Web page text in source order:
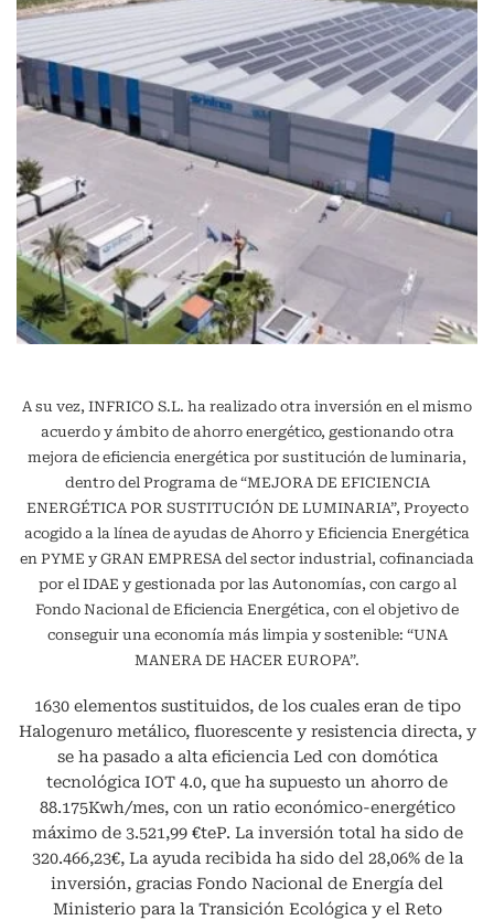
A su vez, INFRICO S.L. ha realizado otra inversión en el mismo
acuerdo y ámbito de ahorro energético, gestionando otra
mejora de eficiencia energética por sustitución de luminaria,
dentro del Programa de “MEJORA DE EFICIENCIA
ENERGÉTICA POR SUSTITUCIÓN DE LUMINARIA”, Proyecto
acogido a la línea de ayudas de Ahorro y Eficiencia Energética
en PYME y GRAN EMPRESA del sector industrial, cofinanciada
por el IDAE y gestionada por las Autonomías, con cargo al
Fondo Nacional de Eficiencia Energética, con el objetivo de
conseguir una economía más limpia y sostenible: “UNA
MANERA DE HACER EUROPA”.
1630 elementos sustituidos, de los cuales eran de tipo
Halogenuro metálico, fluorescente y resistencia directa, y
se ha pasado a alta eficiencia Led con domótica
tecnológica IOT 4.0, que ha supuesto un ahorro de
88.175Kwh/mes, con un ratio económico-energético
máximo de 3.521,99 €teP. La inversión total ha sido de
320.466,23€, La ayuda recibida ha sido del 28,06% de la
inversión, gracias Fondo Nacional de Energía del
Ministerio para la Transición Ecológica y el Reto